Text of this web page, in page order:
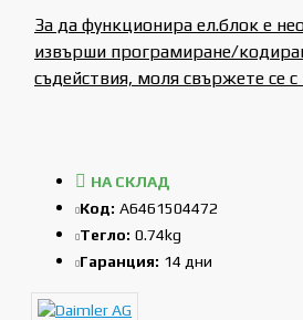
За да функционира ел.блок е
извърши програмиране/
съдействия, моля свържете се с
НА СКЛАД
Код: A6461504472
Тегло: 0.74kg
Гаранция: 14 дни